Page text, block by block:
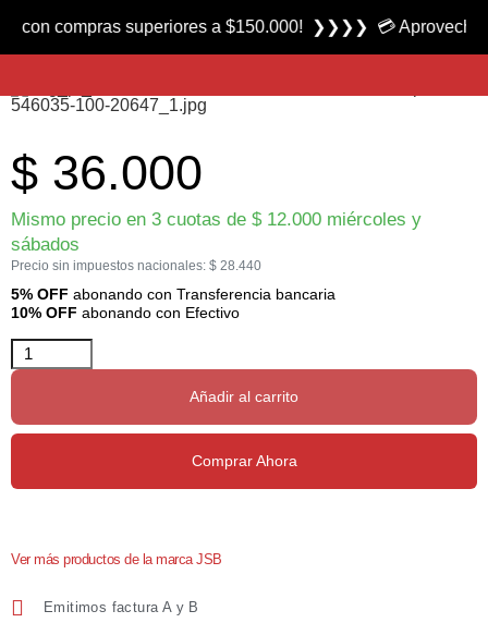
Producto nuevo
Balines Exact calibre 9 mm marca JSB-Cometa
$ 36.000
Mismo precio en 3 cuotas de $12.000 miércoles y
sábados
Precio sin impuestos nacionales: $ 28.440
5% OFF abonando con Transferencia bancaria
10% OFF abonando con Efectivo
Añadir al carrito
Comprar Ahora
Ver más productos de la marca JSB
Emitimos factura A y B
superiores a $150.000! ❯❯❯❯ 💳 Aprovecha las 3